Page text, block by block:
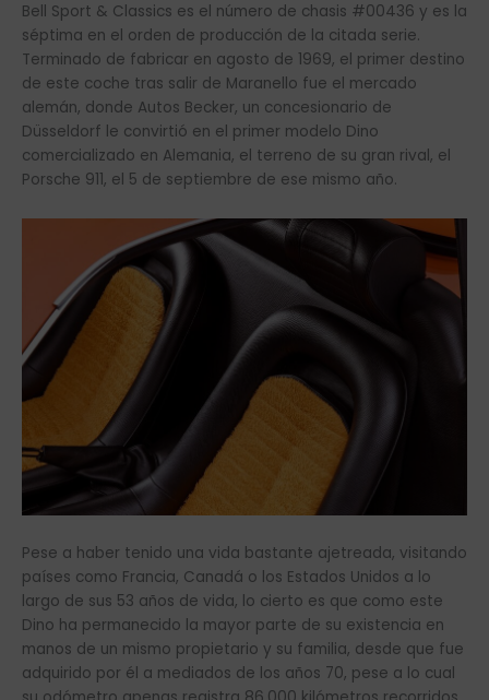
Bell Sport & Classics es el número de chasis #00436 y es la
séptima en el orden de producción de la citada serie.
Terminado de fabricar en agosto de 1969, el primer destino
de este coche tras salir de Maranello fue el mercado
alemán, donde Autos Becker, un concesionario de
Düsseldorf le convirtió en el primer modelo Dino
comercializado en Alemania, el terreno de su gran rival, el
Porsche 911, el 5 de septiembre de ese mismo año.
Pese a haber tenido una vida bastante ajetreada, visitando
países como Francia, Canadá o los Estados Unidos a lo
largo de sus 53 años de vida, lo cierto es que como este
Dino ha permanecido la mayor parte de su existencia en
manos de un mismo propietario y su familia, desde que fue
adquirido por él a mediados de los años 70, pese a lo cual